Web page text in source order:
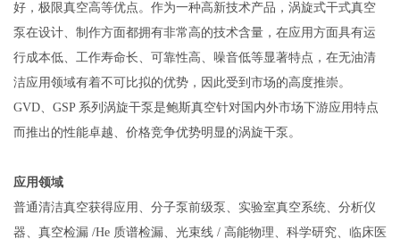
好，极限真空高等优点。作为一种高新技术产品，涡旋式干式真空
泵在设计、制作方面都拥有非常高的技术含量，在应用方面具有运
行成本低、工作寿命长、可靠性高、噪音低等显著特点，在无油清
洁应用领域有着不可比拟的优势，因此受到市场的高度推崇。
GVD、GSP 系列涡旋干泵是鲍斯真空针对国内外市场下游应用特点
而推出的性能卓越、价格竞争优势明显的涡旋干泵。
应用领域
普通清洁真空获得应用、分子泵前级泵、实验室真空系统、分析仪
器、真空检漏 /He 质谱检漏、光束线 / 高能物理、科学研究、临床医